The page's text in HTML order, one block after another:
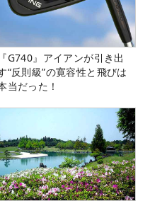
『G740』アイアンが引き出
“反則級”の寛容性と飛びは
当だった！